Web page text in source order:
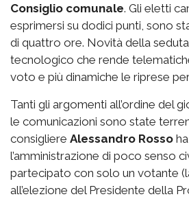
Consiglio comunale. Gli eletti
esprimersi su dodici punti, sono
di quattro ore. Novità della
tecnologico che rende
voto e più dinamiche le riprese
Tanti gli argomenti all’ordine del
le comunicazioni sono state
consigliere Alessandro Rosso
l’amministrazione di poco senso
partecipato con solo un votante
all’elezione del Presidente della